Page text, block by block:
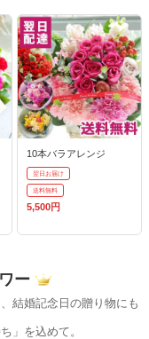
10本バラアレンジ
翌日お届け
送料無料
5,500円
ー
結婚記念日の贈り物にも
」を込めて。